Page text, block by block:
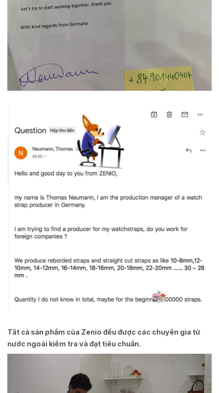
Tât cả sản phẩm của Zenio đều được các chuyên gia từ
nước ngoài kiểm tra và đạt tiêu chuẩn.